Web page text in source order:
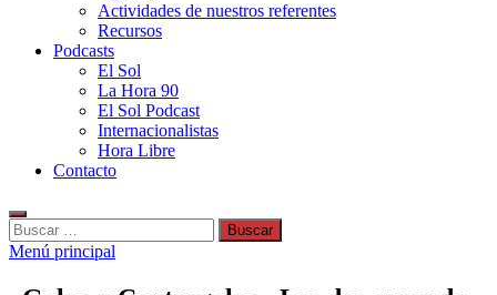
Actividades de nuestros referentes
Recursos
Podcasts
El Sol
La Hora 90
El Sol Podcast
Internacionalistas
Hora Libre
Contacto
Buscar:
Menú principal